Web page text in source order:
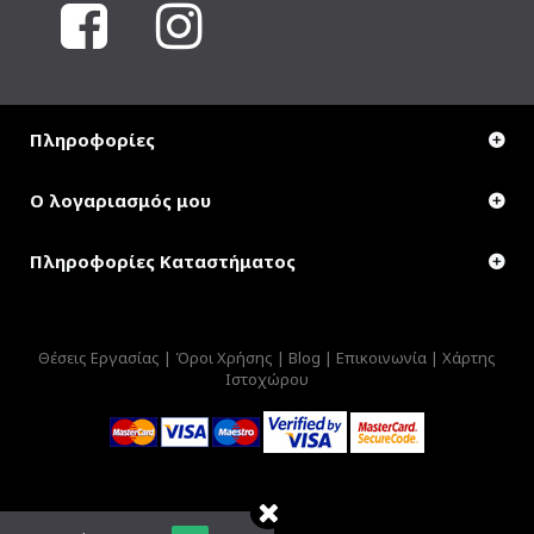
Πληροφορίες
Ο λογαριασμός μου
Πληροφορίες Καταστήματος
Θέσεις Εργασίας | Όροι Χρήσης | Blog | Επικοινωνία | Χάρτης
Ιστοχώρου